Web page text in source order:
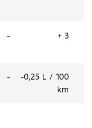
- + 3
-
-0,25 L / 100
km